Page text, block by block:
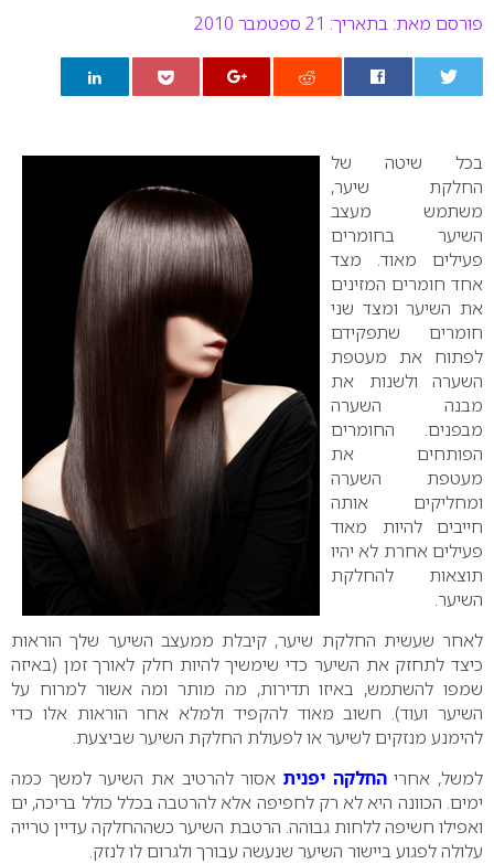
פורסם מאת: בתאריך: 21 ספטמבר 2010
בכל שיטה של
החלקת שיער,
משתמש מעצב
השיער בחומרים
פעילים מאוד. מצד
אחד חומרים המזינים
את השיער ומצד שני
חומרים שתפקידם
לפתוח את מעטפת
השערה ולשנות את
מבנה השערה
מבפנים. החומרים
הפותחים את
מעטפת השערה
ומחליקים אותה
חייבים להיות מאוד
פעילים אחרת לא יהיו
תוצאות להחלקת
השיער.
לאחר שעשית החלקת שיער, קיבלת ממעצב השיער שלך הוראות
כיצד לתחזק את השיער כדי שימשיך להיות חלק לאורך זמן (באיזה
שמפו להשתמש, באיזו תדירות, מה מותר ומה אשור למרוח על
השיער ועוד). חשוב מאוד להקפיד ולמלא אחר הוראות אלו כדי
להימנע מנזקים לשיער או לפעולת החלקת השיער שביצעת.
למשל, אחריהחלקה יפנית אסור להרטיב את השיער למשך כמה
ימים. הכוונה היא לא רק לחפיפה אלא להרטבה בכלל כולל בריכה, ים
ואפילו חשיפה ללחות גבוהה. הרטבת השיער כשההחלקה עדיין טרייה
עלולה לפגוע ביישור השיער שנעשה עבורך ולגרום לו לנזק.